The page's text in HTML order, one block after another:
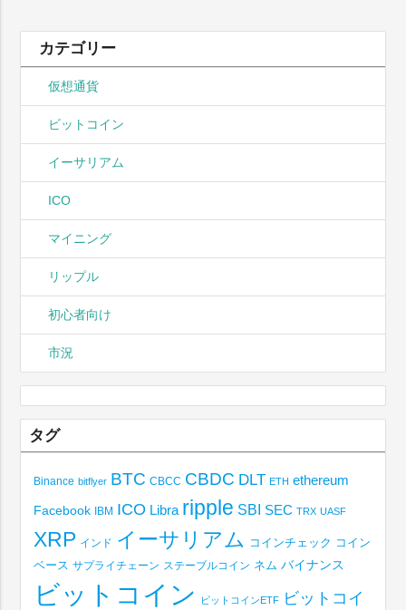
カテゴリー
仮想通貨
ビットコイン
イーサリアム
ICO
マイニング
リップル
初心者向け
市況
タグ
Binance bitflyer BTC CBCC CBDC DLT ETH ethereum
Facebook IBM ICO Libra ripple SBI SEC TRX UASF
XRP インド イーサリアム コインチェック コイン
ベース サプライチェーン ステーブルコイン ネム バイナンス
ビットコイン ビットコインETF ビットコイ